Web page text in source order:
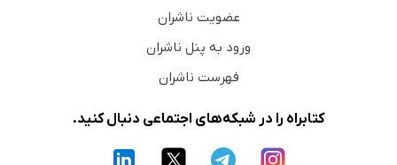
عضویت ناشران
ورود به پنل ناشران
فهرست ناشران
کتابراه را در شبکه‌های اجتماعی دنبال کنید.